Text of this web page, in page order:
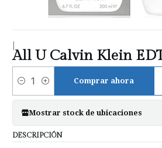
All U Calvin Klein
Cantidad
Comprar ahora
Mostrar stock de ubicaciones
DESCRIPCIÓN